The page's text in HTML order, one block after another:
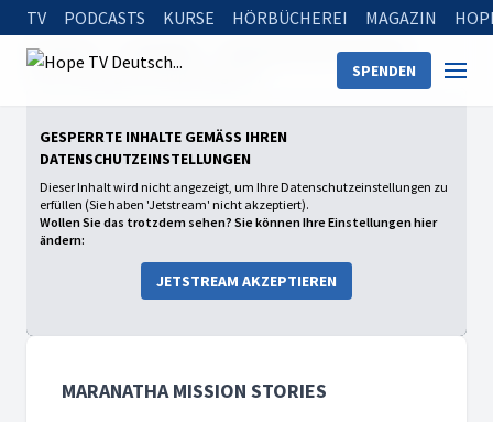
TV PODCASTS KURSE HÖRBÜCHEREI MAGAZIN
SPENDEN
Startseite
Maranatha Mission Stories
Faith, Healing, and Hope (engl.OV)
GESPERRTE INHALTE GEMÄSS IHREN D
ATENSCHUTZEINSTELLUNGEN
Dieser Inhalt wird nicht angezeigt, um Ihre Datenschutzeinstellungen zu
erfüllen (Sie haben 'Jetstream' nicht akzeptiert).
Wollen Sie das trotzdem sehen? Sie können Ihre Einstellungen hier
ändern:
JETSTREAM AKZEPTIEREN
MARANATHA MISSION STORIES